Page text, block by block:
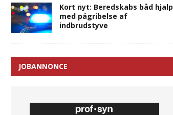
Kort nyt: Beredskabs båd hjalp
med pågribelse af
indbrudstyve
JOBANNONCE